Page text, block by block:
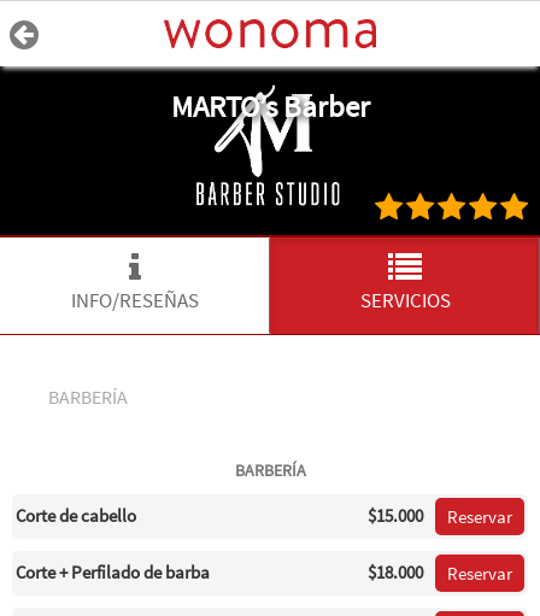
MARTO’s Barber
INFO/RESEÑAS SERVICIOS
BARBERÍA
BARBERÍA
Corte de cabello $15.000 Reservar
Corte + Perfilado de barba $18.000 Reservar